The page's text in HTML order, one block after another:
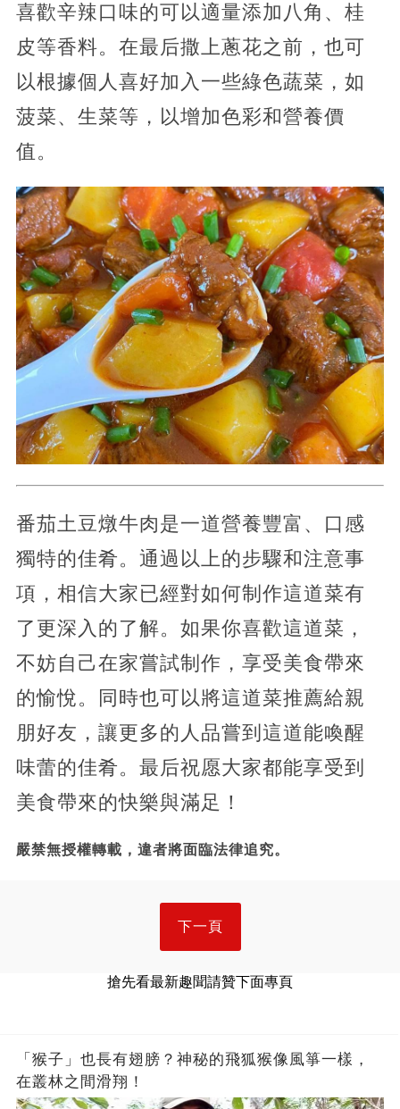
喜歡辛辣口味的可以適量添加八角、桂
皮等香料。在最后撒上蔥花之前，也可
以根據個人喜好加入一些綠色蔬菜，如
菠菜、生菜等，以增加色彩和營養價
值。
番茄土豆燉牛肉是一道營養豐富、口感
獨特的佳肴。通過以上的步驟和注意事
項，相信大家已經對如何制作這道菜有
了更深入的了解。如果你喜歡這道菜，
不妨自己在家嘗試制作，享受美食帶來
的愉悅。同時也可以將這道菜推薦給親
朋好友，讓更多的人品嘗到這道能喚醒
味蕾的佳肴。最后祝愿大家都能享受到
美食帶來的快樂與滿足！
嚴禁無授權轉載，違者將面臨法律追究。
下一頁
搶先看最新趣聞請贊下面專頁
「猴子」也長有翅膀？神秘的飛狐猴像風箏一樣，
在叢林之間滑翔！